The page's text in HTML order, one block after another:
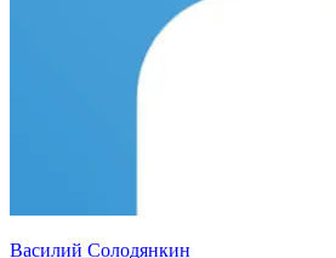
Василий Солодянкин